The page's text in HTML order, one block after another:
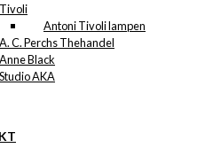
Tivoli
Antoni Tivoli lampen
A. C. Perchs Thehandel
Anne Black
Studio AKA